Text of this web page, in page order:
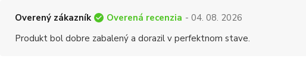
Overený zákazník Overená recenzia - 04. 08. 2026
Produkt bol dobre zabalený a dorazil v perfektnom stave.